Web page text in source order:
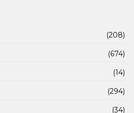
(208)
(674)
(14)
(294)
(34)